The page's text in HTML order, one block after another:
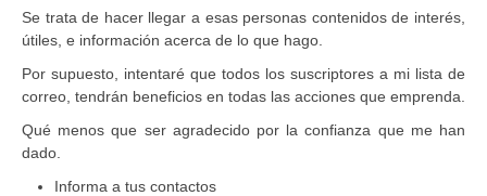
Se trata de hacer llegar a esas personas contenidos de interés,
útiles, e información acerca de lo que hago.
Por supuesto, intentaré que todos los suscriptores a mi lista de
correo, tendrán beneficios en todas las acciones que emprenda.
Qué menos que ser agradecido por la confianza que me han
dado.
Informa a tus contactos